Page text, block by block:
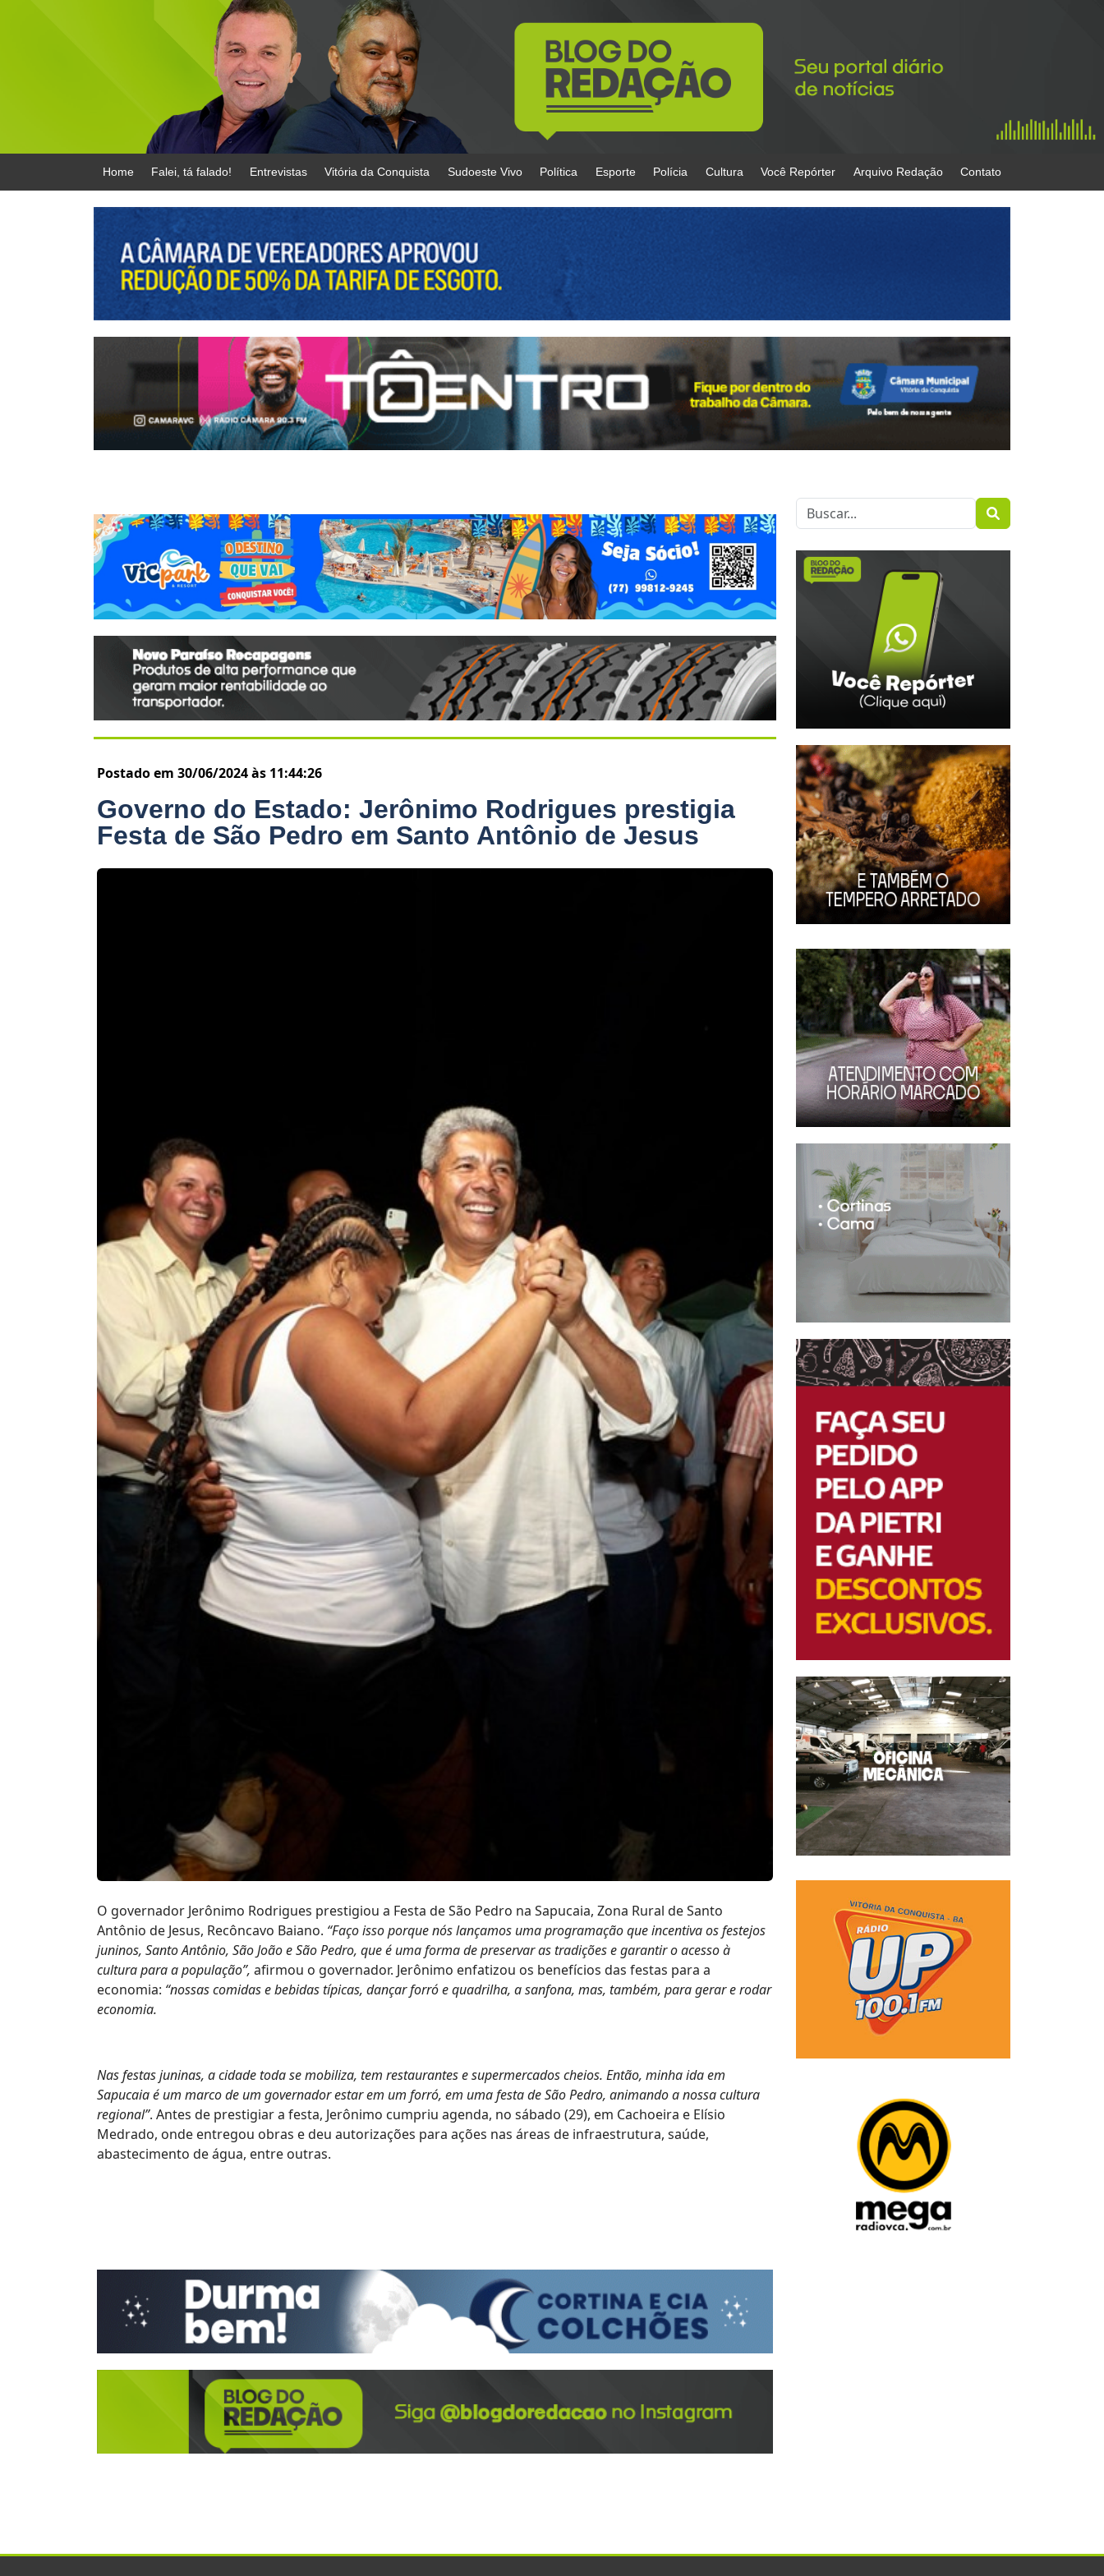
Home Falei, tá falado! Entrevistas Vitória da Conquista Sudoeste Vivo Política Esporte Polícia Cultura Você Repórter Arquivo Redação Contato
Postado em 30/06/2024 às 11:44:26
Governo do Estado: Jerônimo Rodrigues prestigia
Festa de São Pedro em Santo Antônio de Jesus
O governador Jerônimo Rodrigues prestigiou a Festa de São Pedro na Sapucaia, Zona Rural de Santo
Antônio de Jesus, Recôncavo Baiano. “Faço isso porque nós lançamos uma programação que incentiva os festejos
juninos, Santo Antônio, São João e São Pedro, que é uma forma de preservar as tradições e garantir o acesso à
cultura para a população”, afirmou o governador. Jerônimo enfatizou os benefícios das festas para a
economia: “nossas comidas e bebidas típicas, dançar forró e quadrilha, a sanfona, mas, também, para gerar e rodar
economia.
Nas festas juninas, a cidade toda se mobiliza, tem restaurantes e supermercados cheios. Então, minha ida em
Sapucaia é um marco de um governador estar em um forró, em uma festa de São Pedro, animando a nossa cultura
regional”. Antes de prestigiar a festa, Jerônimo cumpriu agenda, no sábado (29), em Cachoeira e Elísio
Medrado, onde entregou obras e deu autorizações para ações nas áreas de infraestrutura, saúde,
abastecimento de água, entre outras.